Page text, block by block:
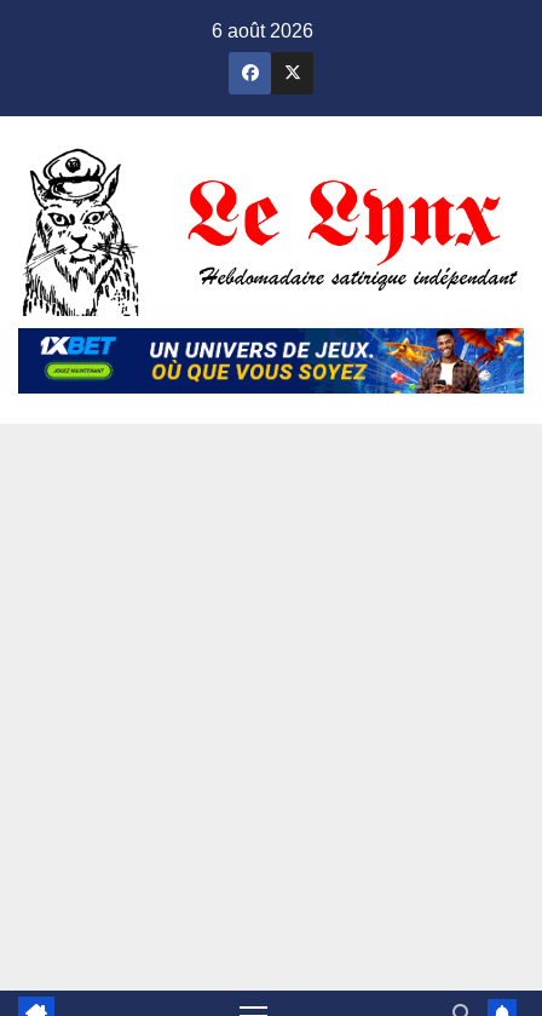
6 août 2026